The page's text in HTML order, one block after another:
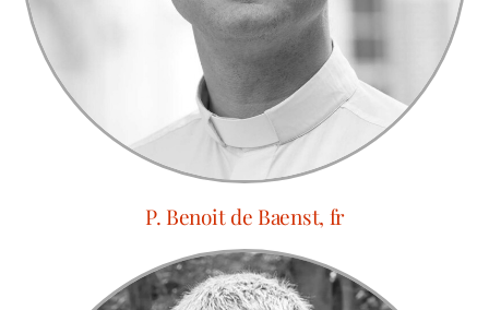
P. Benoit de Baenst, fr